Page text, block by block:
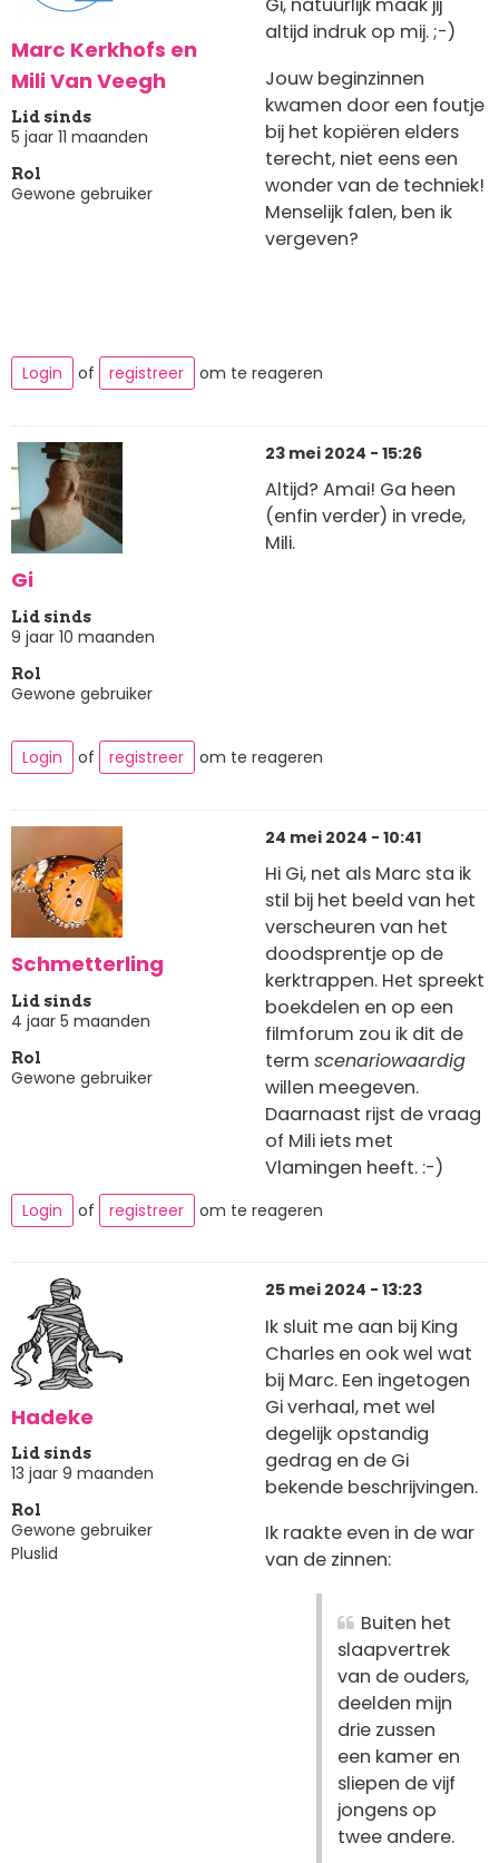
Marc Kerkhofs en
Mili Van Veegh
Lid sinds
5 jaar 11 maanden
Rol
Gewone gebruiker
Gi, natuurlijk maak jij
altijd indruk op mij. ;-)
Jouw beginzinnen
kwamen door een foutje
bij het kopiëren elders
terecht, niet eens een
wonder van de techniek!
Menselijk falen, ben ik
vergeven?
Login of registreer om te reageren
Gi
Lid sinds
9 jaar 10 maanden
Rol
Gewone gebruiker
23 mei 2024 - 15:26
Altijd? Amai! Ga heen
(enfin verder) in vrede,
Mili.
Login of registreer om te reageren
Schmetterling
Lid sinds
4 jaar 5 maanden
Rol
Gewone gebruiker
24 mei 2024 - 10:41
Hi Gi, net als Marc sta ik
stil bij het beeld van het
verscheuren van het
doodsprentje op de
kerktrappen. Het spreekt
boekdelen en op een
filmforum zou ik dit de
term scenariowaardig
willen meegeven.
Daarnaast rijst de vraag
of Mili iets met
Vlamingen heeft. :-)
Login of registreer om te reageren
Hadeke
Lid sinds
13 jaar 9 maanden
Rol
Gewone gebruiker
Pluslid
25 mei 2024 - 13:23
Ik sluit me aan bij King
Charles en ook wel wat
bij Marc. Een ingetogen
Gi verhaal, met wel
degelijk opstandig
gedrag en de Gi
bekende beschrijvingen.
Ik raakte even in de war
van de zinnen:
Buiten het
slaapvertrek
van de ouders,
deelden mijn
drie zussen
een kamer en
sliepen de vijf
jongens op
twee andere.